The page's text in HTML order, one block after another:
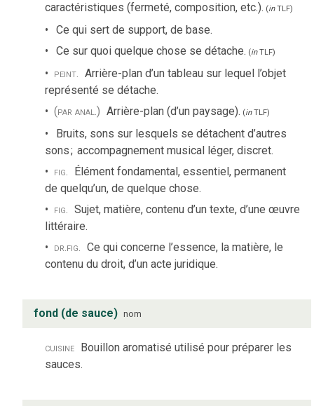
caractéristiques (fermeté, composition, etc.). (inTLF)
Ce qui sert de support, de base.
Ce sur quoi quelque chose se détache. (inTLF)
peint. Arrière-plan d’un tableau sur lequel l’objet
représenté se détache.
(par anal.) Arrière-plan (d’un paysage). (inTLF)
Bruits, sons sur lesquels se détachent d’autres
sons; accompagnement musical léger, discret.
fig. Élément fondamental, essentiel, permanent
de quelqu’un, de quelque chose.
fig. Sujet, matière, contenu d’un texte, d’une œuvre
littéraire.
dr.fig. Ce qui concerne l’essence, la matière, le
contenu du droit, d’un acte juridique.
fond (de sauce) nom
cuisine Bouillon aromatisé utilisé pour préparer les
sauces.